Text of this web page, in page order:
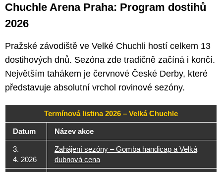
Chuchle Arena Praha: Program dostihů
2026
Pražské závodiště ve Velké Chuchli hostí celkem 13
dostihových dnů. Sezóna zde tradičně začíná i končí.
Největším tahákem je červnové České Derby, které
představuje absolutní vrchol rovinové sezóny.
Termínová listina 2026 – Velká Chuchle
Datum Název akce
3.
4. 2026
Zahájení sezóny – Gomba handicap a Velká
dubnová cena